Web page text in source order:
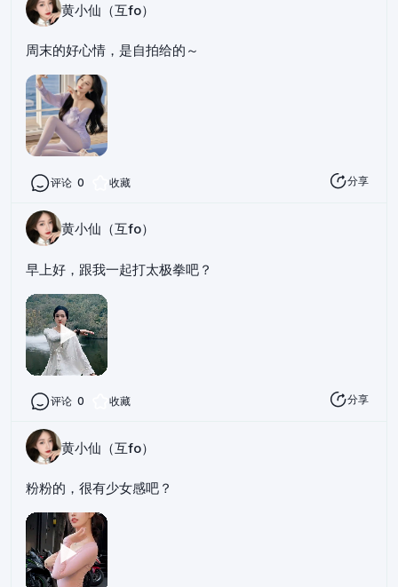
黄小仙（互fo）
周末的好心情，是自拍给的～
评论 0 收藏 分享
黄小仙（互fo）
早上好，跟我一起打太极拳吧？
评论 0 收藏 分享
黄小仙（互fo）
粉粉的，很有少女感吧？